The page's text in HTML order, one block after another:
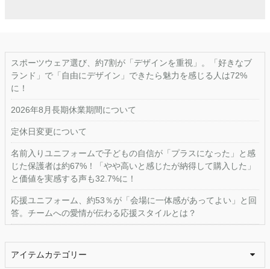
スポーツウェア選び、約7割が「デザインを重視」。「好きなブ
ランド」で「自由にデザイン」できたら魅力を感じる人は72%
に！
2026年8月長期休業期間について
定休日変更について
名前入りユニフォームで子どもの自信が「プラスになった」と感
じた保護者は約67%！「やや高いと感じたが納得して購入した」
と価値を実感する声も32.7%に！
応援ユニフォーム、約53％が「会場に一体感があってよい」と回
答。チームへの愛情が伝わる応援スタイルとは？
アイテムカテゴリー